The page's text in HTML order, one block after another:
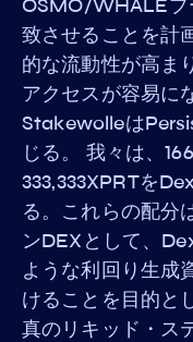
OSMO/WHALEプ
致させることを計
的な流動性が高ま
アクセスが容易に
Stakewolleは
じる。 我々は、
333,333XPRTを
る。これらの配分
ンDEXとして、
ような利回り生成
けることを目的と
真のリキッド・ス